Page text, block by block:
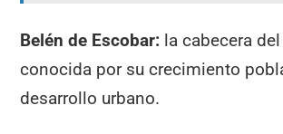
Belén de Escobar: la cabecera
conocida por su crecimiento
desarrollo urbano.